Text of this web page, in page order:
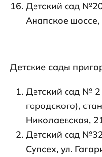
Детский сад
Анапское шоссе,
Детские сады
Детский сад №
городского),
Николаевская,
Детский сад
Супсех, ул.